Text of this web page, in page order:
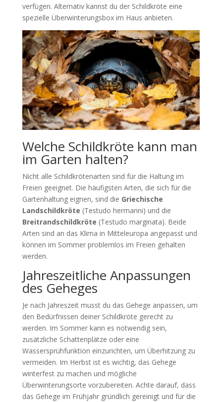
verfügen. Alternativ kannst du der Schildkröte eine
spezielle Überwinterungsbox im Haus anbieten.
Welche Schildkröte kann man
im Garten halten?
Nicht alle Schildkrötenarten sind für die Haltung im
Freien geeignet. Die häufigsten Arten, die sich für die
Gartenhaltung eignen, sind die Griechische
Landschildkröte (Testudo hermanni) und die
Breitrandschildkröte (Testudo marginata). Beide
Arten sind an das Klima in Mitteleuropa angepasst und
können im Sommer problemlos im Freien gehalten
werden.
Jahreszeitliche Anpassungen
des Geheges
Je nach Jahreszeit musst du das Gehege anpassen, um
den Bedürfnissen deiner Schildkröte gerecht zu
werden. Im Sommer kann es notwendig sein,
zusätzliche Schattenplätze oder eine
Wassersprühfunktion einzurichten, um Überhitzung zu
vermeiden. Im Herbst ist es wichtig, das Gehege
winterfest zu machen und mögliche
Überwinterungsorte vorzubereiten. Achte darauf, dass
das Gehege im Frühjahr gründlich gereinigt und für die